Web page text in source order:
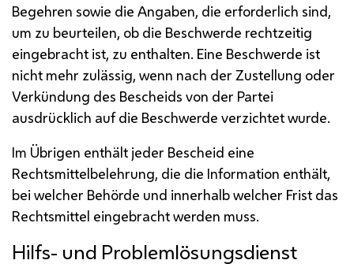
Begehren sowie die Angaben, die erforderlich sind,
um zu beurteilen, ob die Beschwerde rechtzeitig
eingebracht ist, zu enthalten. Eine Beschwerde ist
nicht mehr zulässig, wenn nach der Zustellung oder
Verkündung des Bescheids von der Partei
ausdrücklich auf die Beschwerde verzichtet wurde.
Im Übrigen enthält jeder Bescheid eine
Rechtsmittelbelehrung, die die Information enthält,
bei welcher Behörde und innerhalb welcher Frist das
Rechtsmittel eingebracht werden muss.
Hilfs- und Problemlösungsdienst